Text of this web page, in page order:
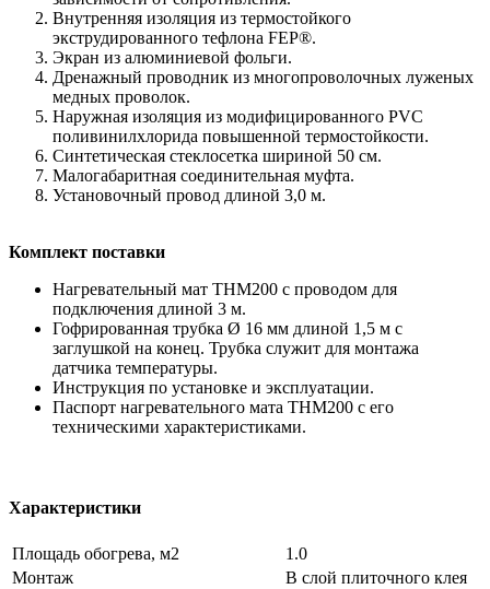
Внутренняя изоляция из термостойкого
экструдированного тефлона FEP®.
Экран из алюминиевой фольги.
Дренажный проводник из многопроволочных луженых
медных проволок.
Наружная изоляция из модифицированного PVC
поливинилхлорида повышенной термостойкости.
Синтетическая стеклосетка шириной 50 см.
Малогабаритная соединительная муфта.
Установочный провод длиной 3,0 м.
Комплект поставки
Нагревательный мат THM200 с проводом для
подключения длиной 3 м.
Гофрированная трубка Ø 16 мм длиной 1,5 м с
заглушкой на конец. Трубка служит для монтажа
датчика температуры.
Инструкция по установке и эксплуатации.
Паспорт нагревательного мата THM200 c его
техническими характеристиками.
Характеристики
Площадь обогрева, м2
1.0
Монтаж
В слой плиточного клея